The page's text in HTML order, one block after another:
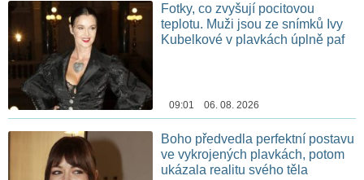
Fotky, co zvyšují pocitovou
teplotu. Muži jsou ze snímků Ivy
Kubelkové v plavkách úplně paf
09:01 06. 08. 2026
Boho předvedla perfektní postavu
ve vykrojených plavkách, potom
ukázala realitu svého těla